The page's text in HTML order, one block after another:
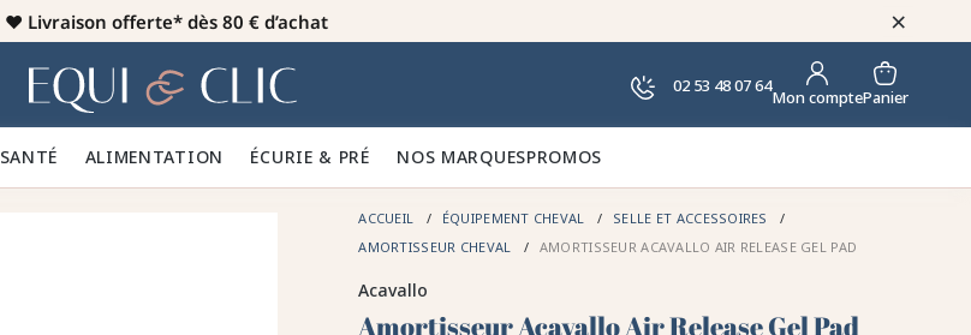
♥️ Livraison offerte* dès 80 € d’achat ×
Home 02 53 48 07 64
Mon comptePanier
SANTÉ ✨ ALIMENTATION 🥕 ÉCURIE & PRÉ 🍃 NOS MARQUESPROMOS
ACCUEIL ÉQUIPEMENT CHEVAL
SELLE ET ACCESSOIRES
AMORTISSEUR CHEVAL
AMORTISSEUR ACAVALLO AIR RELEASE GEL PAD
Acavallo
Amortisseur Acavallo Air Release Gel Pad